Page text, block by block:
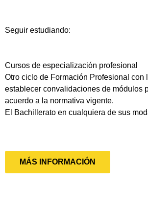
Seguir estudiando:
Cursos de especialización profesional
Otro ciclo de Formación Profesional con
establecer convalidaciones de módulos
acuerdo a la normativa vigente.
El Bachillerato en cualquiera de sus
MÁS INFORMACIÓN